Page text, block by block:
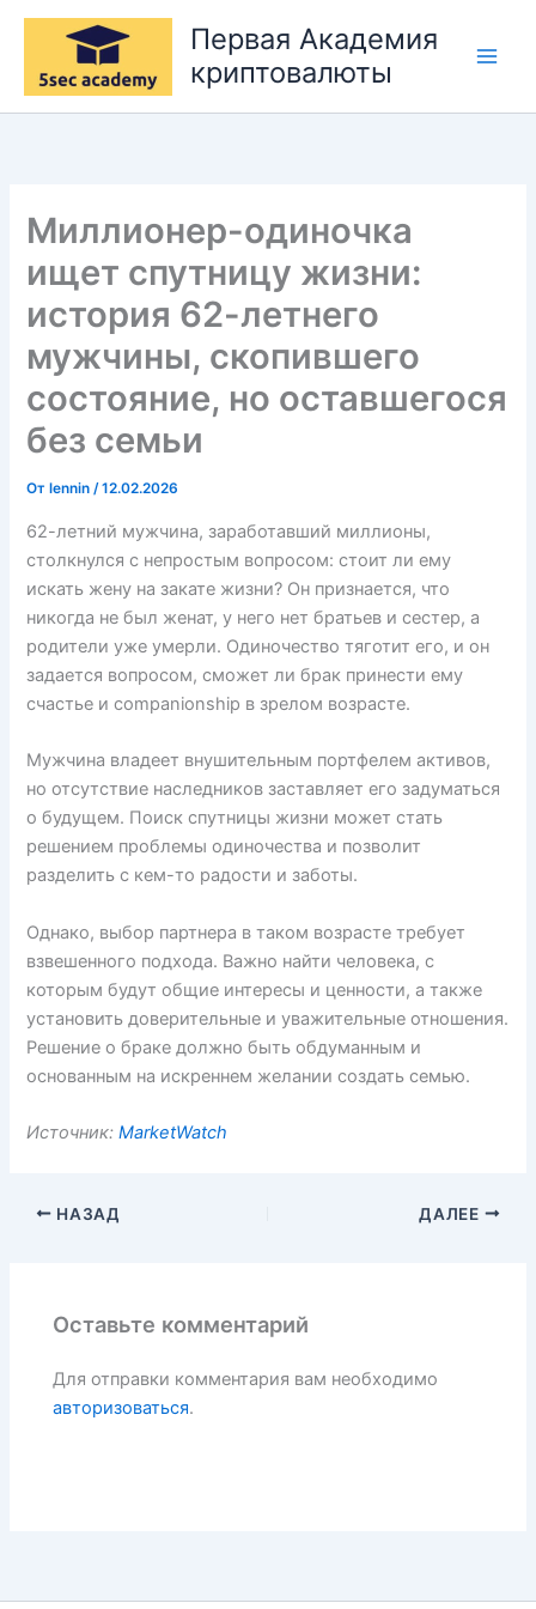
Перейти
содержимому
Первая Академия
криптовалюты
Миллионер-одиночка
ищет спутницу жизни:
история 62-летнего
мужчины, скопившего
состояние, но оставшегося
без семьи
От lennin/12.02.2026
62-летний мужчина, заработавший миллионы,
столкнулся с непростым вопросом: стоит ли ему
искать жену на закате жизни? Он признается, что
никогда не был женат, у него нет братьев и сестер, а
родители уже умерли. Одиночество тяготит его, и он
задается вопросом, сможет ли брак принести ему
счастье и companionship в зрелом возрасте.
Мужчина владеет внушительным портфелем активов,
но отсутствие наследников заставляет его задуматься
о будущем. Поиск спутницы жизни может стать
решением проблемы одиночества и позволит
разделить с кем-то радости и заботы.
Однако, выбор партнера в таком возрасте требует
взвешенного подхода. Важно найти человека, с
которым будут общие интересы и ценности, а также
установить доверительные и уважительные отношения.
Решение о браке должно быть обдуманным и
основанным на искреннем желании создать семью.
Источник:MarketWatch
НАЗАД ДАЛЕЕ
Оставьте комментарий
Для отправки комментария вам необходимо
авторизоваться.